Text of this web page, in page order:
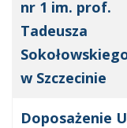
nr 1 im. prof.
Tadeusza
w Szczecinie
Doposażenie